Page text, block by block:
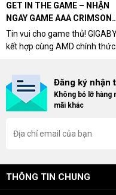
GET IN THE GAME – NHẬN
NGAY GAME AAA CRIMSON
DESERT CÙNG GIGABYTE &
AMD
Tin vui cho game thủ!
kết hợp cùng AMD chính thức
khách hàng sở hữu VGA
RX 9070 / RX 9070 XT.
Đăng ký nhận
Không bỏ lỡ hàng
mãi khác
THÔNG TIN CHUNG